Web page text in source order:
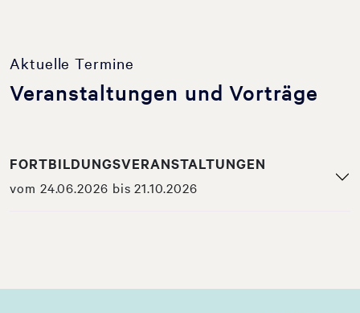
Aktuelle Termine
Veranstaltungen und Vorträge
FORTBILDUNGSVERANSTALTUNGEN
vom 24.06.2026 bis 21.10.2026